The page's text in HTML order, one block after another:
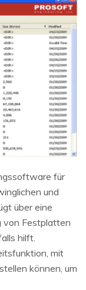
für
und
über eine
von Festplatten
hilft.
mit
können, um